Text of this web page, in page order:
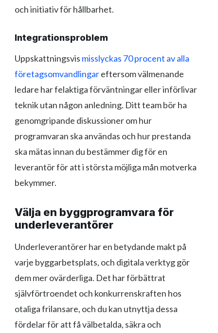
och initiativ för hållbarhet.
Integrationsproblem
Uppskattningsvis misslyckas 70 procent av alla
företagsomvandlingareftersom välmenande
ledare har felaktiga förväntningar eller införlivar
teknik utan någon anledning. Ditt team bör ha
genomgripande diskussioner om hur
programvaran ska användas och hur prestanda
ska mätas innan du bestämmer dig för en
leverantör för att i största möjliga mån motverka
bekymmer.
Välja en byggprogramvara för
underleverantörer
Underleverantörer har en betydande makt på
varje byggarbetsplats, och digitala verktyg gör
dem mer ovärderliga. Det har förbättrat
självförtroendet och konkurrenskraften hos
otaliga frilansare, och du kan utnyttja dessa
fördelar för att få välbetalda, säkra och